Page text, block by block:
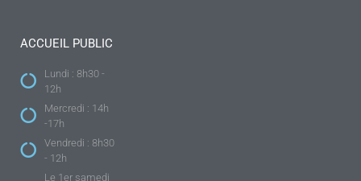
ACCUEIL PUBLIC
Lundi : 8h30 -
12h
Mercredi : 14h
-17h
Vendredi : 8h30
- 12h
Le 1er samedi